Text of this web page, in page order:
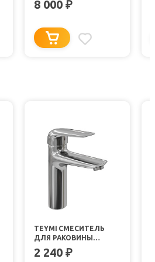
8 000 ₽
TEYMI СМЕСИТЕЛЬ
ДЛЯ РАКОВИНЫ
HANNA T10204 ХРОМ
2 240 ₽